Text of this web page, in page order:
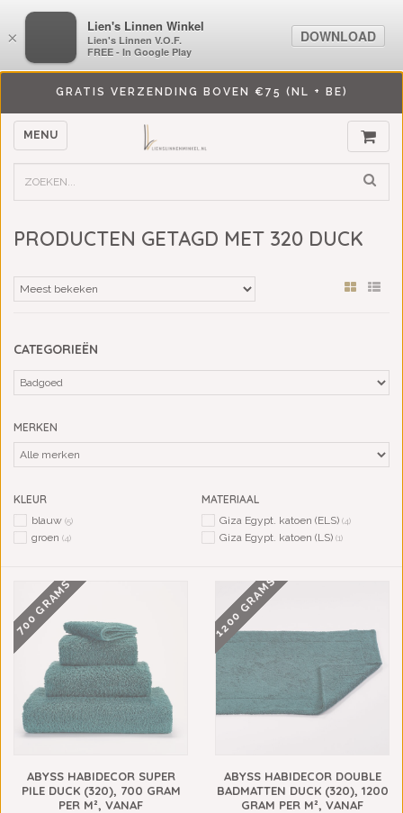
GRATIS VERZENDING BOVEN €75 (NL + BE)
MENU
PRODUCTEN GETAGD MET 320 DUCK
CATEGORIEËN
MERKEN
KLEUR
blauw (5)
groen (4)
MATERIAAL
Giza Egypt. katoen (ELS) (4)
Giza Egypt. katoen (LS) (1)
700 GRAMS
ABYSS HABIDECOR SUPER
PILE DUCK (320), 700 GRAM
PER M², VANAF
1200 GRAMS
ABYSS HABIDECOR DOUBLE
BADMATTEN DUCK (320), 1200
GRAM PER M², VANAF
×
LiensLinnenwinkel.nl
Lien's Linnen V.O.F.
FREE - In Google Play
DOWNLOAD
×
Lien's Linnen Winkel
Lien's Linnen V.O.F.
FREE - In Google Play
DOWNLOAD